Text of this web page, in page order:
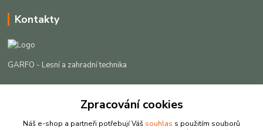
Kontakty
GARFO - Lesní a zahradní technika
+420 725 301 044
Zpracování cookies
Náš e-shop a partneři potřebují Váš souhlas s použitím souborů